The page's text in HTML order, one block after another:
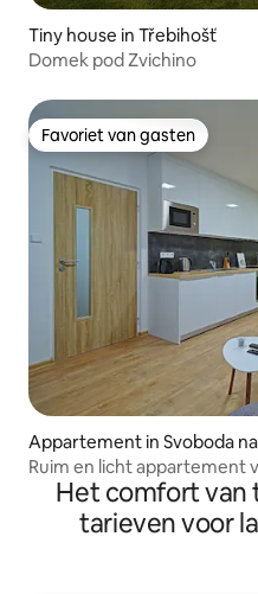
Tiny house in Třebihošť
Domek pod Zvichino
Favoriet van gasten
Favoriet van gasten
Appartement in Svoboda
Ruim en licht appartement
vakantie
Het comfort van
tarieven voor